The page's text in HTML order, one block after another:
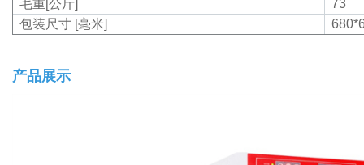
毛重[公斤]
73
包装尺寸 [毫米]
产品展示